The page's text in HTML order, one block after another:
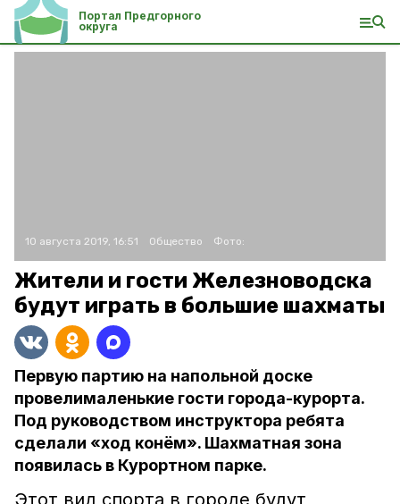
Портал Предгорного
округа
10 августа 2019, 16:51 Общество Фото:
Жители и гости Железноводска
будут играть в большие шахматы
Первую партию на напольной доске
провелималенькие гости города-курорта.
Под руководством инструктора ребята
сделали «ход конём». Шахматная зона
появилась в Курортном парке.
Этот вид спорта в городе будут